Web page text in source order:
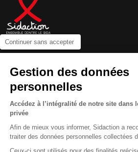
Continuer sans accepter
Gestion des données
personnelles
Accédez à l’intégralité de notre site dans
privée
Afin de mieux vous informer, Sidaction a
traiter des données personnelles collectées
Ceux-ci sont utilisés pour des finalités
Newsletter
Nous suivre sur les réseaux :